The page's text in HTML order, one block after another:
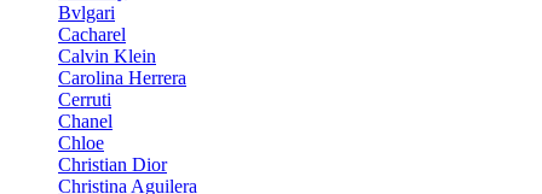
Bvlgari
Cacharel
Calvin Klein
Carolina Herrera
Cerruti
Chanel
Chloe
Christian Dior
Christina Aguilera